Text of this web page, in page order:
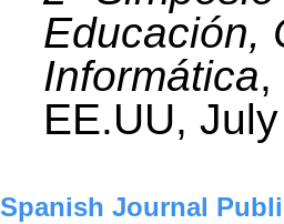
Educación,
Informática,
EE.UU,
Spanish Journal